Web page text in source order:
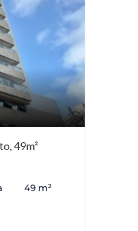
49m²
49 m²